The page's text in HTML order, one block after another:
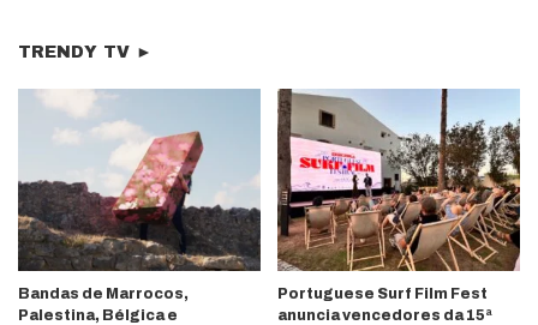
TRENDY TV ►
Bandas de Marrocos,
Palestina, Bélgica e
Portuguese Surf Film Fest
anuncia vencedores da 15ª